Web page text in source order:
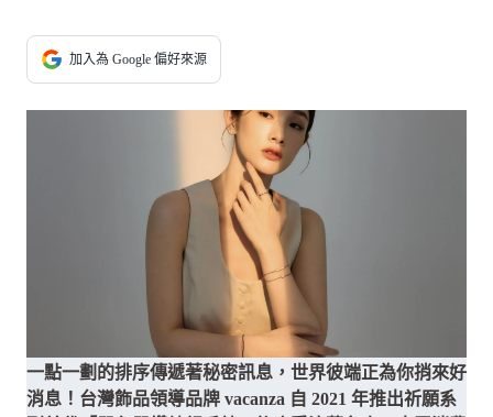
加入為 Google 偏好來源
一點一劃的排序傳遞著秘密訊息，世界彼端正為你捎來好
消息！台灣飾品領導品牌 vacanza 自 2021 年推出祈願系